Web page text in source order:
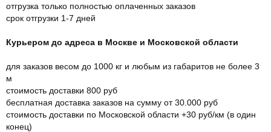
отгрузка только полностью оплаченных заказов
срок отгрузки 1-7 дней
Курьером до адреса в Москве и Московской области
для заказов весом до 1000 кг и любым из габаритов не более 3
м
стоимость доставки 800 руб
бесплатная доставка заказов на сумму от 30.000 руб
стоимость доставки по Московской области +30 руб/км (в один
конец)